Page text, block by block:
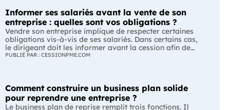
Informer ses salariés avant la vente de son
entreprise : quelles sont vos obligations ?
Vendre son entreprise implique de respecter certaines
obligations vis-à-vis de ses salariés. Dans certains cas,
le dirigeant doit les informer avant la cession afin de
leur permettre, s'ils le souhaitent, de présenter une offre
L'essentiel Les entreprises de moins de 250 salariés sont
soumises, dans certains cas, à une obligation
d'information préalable des salariés. Cette obligation
PUBLIÉ PAR : CESSIONPME.COM
Comment construire un business plan solide
pour reprendre une entreprise ?
Le business plan de reprise remplit trois fonctions. Il